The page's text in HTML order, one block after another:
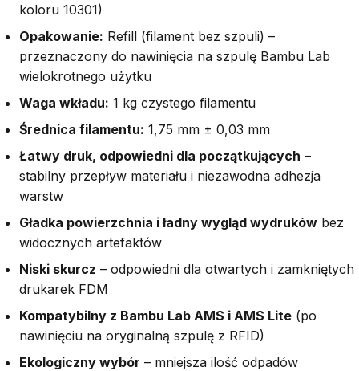
koloru 10301)
Opakowanie: Refill (filament bez szpuli) –
przeznaczony do nawinięcia na szpulę Bambu Lab
wielokrotnego użytku
Waga wkładu: 1 kg czystego filamentu
Średnica filamentu: 1,75 mm ± 0,03 mm
Łatwy druk, odpowiedni dla początkujących –
stabilny przepływ materiału i niezawodna adhezja
warstw
Gładka powierzchnia i ładny wygląd wydruków bez
widocznych artefaktów
Niski skurcz – odpowiedni dla otwartych i zamkniętych
drukarek FDM
Kompatybilny z Bambu Lab AMS i AMS Lite (po
nawinięciu na oryginalną szpulę z RFID)
Ekologiczny wybór – mniejsza ilość odpadów